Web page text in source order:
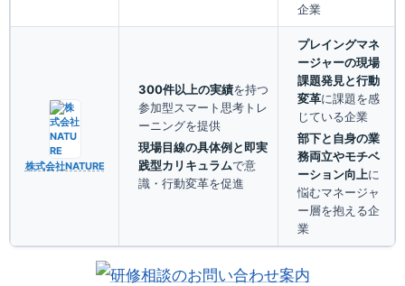
企業
株式会社NATURE
300件以上の実績を持つ
参加型スマート思考トレ
ーニングを提供
現場目線の具体例と即実
践型カリキュラムで意
識・行動変革を促進
プレイングマネ
ージャーの現場
課題発見と行動
変革に課題を感
じている企業
部下と自身の業
務両立やモチベ
ーション向上に
悩むマネージャ
ー層を抱える企
業